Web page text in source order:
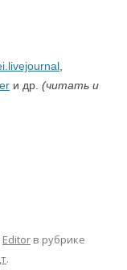
и др. (читать и
Editor в рубрике
.